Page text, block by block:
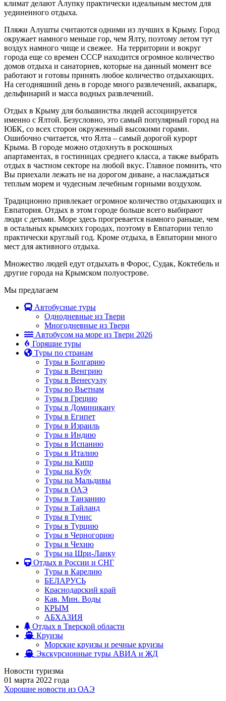
климат делают Алупку практически идеальным местом для
уединенного отдыха.
Пляжи Алушты считаются одними из лучших в Крыму. Город
окружает намного меньше гор, чем Ялту, поэтому летом тут
воздух намного чище и свежее. На территории и вокруг
города еще со времен СССР находится огромное количество
домов отдыха и санаториев, которые на данный момент все
работают и готовы принять любое количество отдыхающих.
На сегодняшний день в городе много развлечений, аквапарк,
дельфинарий и масса водных развлечений.
Отдых в Крыму для большинства людей ассоциируется
именно с Ялтой. Безусловно, это самый популярный город на
ЮБК, со всех сторон окруженный высокими горами.
Ошибочно считается, что Ялта – самый дорогой курорт
Крыма. В городе можно отдохнуть в роскошных
апартаментах, в гостиницах среднего класса, а также выбрать
отдых в частном секторе на любой вкус. Главное помнить, что
Вы приехали лежать не на дорогом диване, а наслаждаться
теплым морем и чудесным лечебным горными воздухом.
Традиционно привлекает огромное количество отдыхающих и
Евпатория. Отдых в этом городе больше всего выбирают
люди с детьми. Море здесь прогревается намного раньше, чем
в остальных крымских городах, поэтому в Евпатории тепло
практически круглый год. Кроме отдыха, в Евпатории много
мест для активного отдыха.
Множество людей едут отдыхать в Форос, Судак, Коктебель и
другие города на Крымском полуострове.
Мы предлагаем
Автобусные туры
Однодневные из Твери
Многодневные из Твери
Автобусом на море из Твери 2026
Горящие туры
Туры по странам
Туры в Болгарию
Туры в Венгрию
Туры в Венесуэлу
Туры во Вьетнам
Туры в Грецию
Туры в Доминикану
Туры в Египет
Туры в Израиль
Туры в Индию
Туры в Испанию
Туры в Италию
Туры на Кипр
Туры на Кубу
Туры на Мальдивы
Туры в ОАЭ
Туры в Танзанию
Туры в Тайланд
Туры в Тунис
Туры в Турцию
Туры в Черногорию
Туры в Чехию
Туры на Шри-Ланку
Отдых в России и СНГ
Туры в Карелию
БЕЛАРУСЬ
Краснодарский край
Кав. Мин. Воды
КРЫМ
АБХАЗИЯ
Отдых в Тверской области
Круизы
Морские круизы и речные круизы
Экскурсионные туры АВИА и ЖД
Новости туризма
01 марта 2022 года
Хорошие новости из ОАЭ